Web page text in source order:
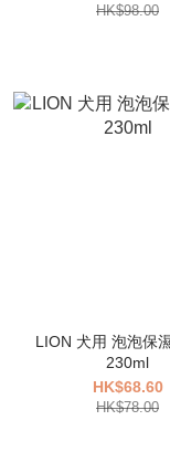
HK$98.00
LION 犬用 泡泡保
230ml
HK$68.60
HK$78.00